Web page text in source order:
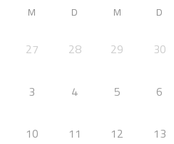
M D M D
27 28 29 30
3 4 5 6
10 11 12 13